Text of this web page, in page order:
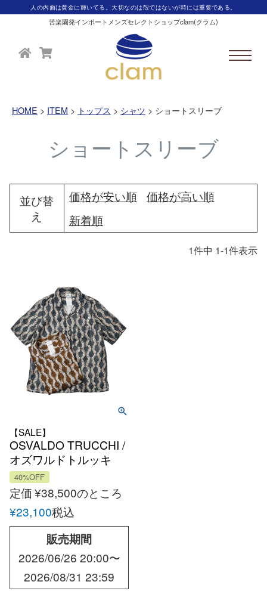
人の内面は黄金に輝いてる。大切なのは殻ではないが時には重要である。
苦楽園発インポートメンズセレクトショップclam(クラム)
HOME ITEM トップス シャツ ショートスリーブ
ショートスリーブ
並び替
え
価格が安い順
価格が高い順
新着順
1件中 1-1件表示
【SALE】
OSVALDO TRUCCHI /
オズワルドトルッキ
HAWAII ハワイアンリ
ネンオープンカラーシ
ャツ
40%OFF
定価¥38,500のところ
¥23,100税込
販売期間
2026/06/26 20:00〜
2026/08/31 23:59